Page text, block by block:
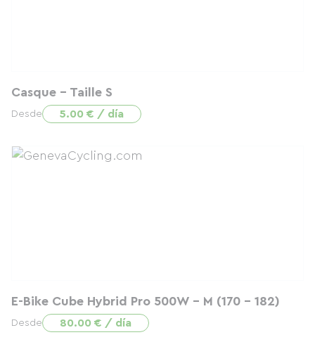
Casque - Taille S
Desde 5.00 € / día
E-Bike Cube Hybrid Pro 500W - M (170 - 182)
Desde 80.00 € / día